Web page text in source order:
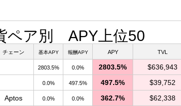
ペア別 APY上位50
チェーン 基本APY 報酬APY APY TVL
2803.5% 0.0% 2803.5% $636,943
0.0% 497.5% 497.5% $39,752
Aptos 0.0% 0.0% 362.7% $62,338